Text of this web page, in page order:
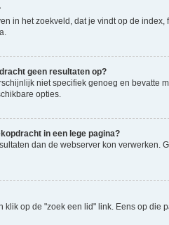
in het zoekveld, dat je vindt op de
geen resultaten op?
niet specifiek genoeg en bevatte
opties.
in een lege pagina?
dan de webserver kon verwerken.
klik op de "zoek een lid" link. Eens op die